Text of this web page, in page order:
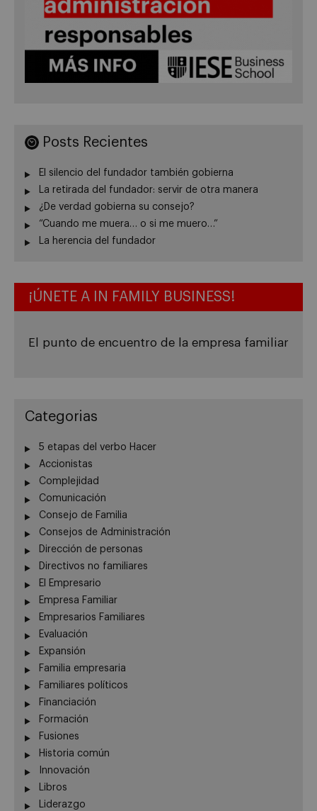
Posts Recientes
El silencio del fundador también gobierna
La retirada del fundador: servir de otra manera
¿De verdad gobierna su consejo?
“Cuando me muera… o si me muero…”
La herencia del fundador
¡ÚNETE A IN FAMILY BUSINESS!
El punto de encuentro de la empresa familiar
Categorias
5 etapas del verbo Hacer
Accionistas
Complejidad
Comunicación
Consejo de Familia
Consejos de Administración
Dirección de personas
Directivos no familiares
El Empresario
Empresa Familiar
Empresarios Familiares
Evaluación
Expansión
Familia empresaria
Familiares políticos
Financiación
Formación
Fusiones
Historia común
Innovación
Libros
Liderazgo